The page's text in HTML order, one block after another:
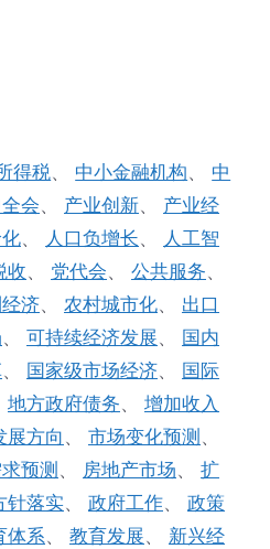
得税、 中小金融机构、 中
会、 产业创新、 产业经
、 人口负增长、
人工智
收、 党代会、 公共服务、
济、 农村城市化、 出口
、 可持续经济发展、 国内
、 国家级市场经济、 国际
地方政府债务、 增加收入
展方向 、 市场变化预测 、
预测 、 房地产市场、 扩
针落实、 政府工作、 政策
体系、 教育发展、 新兴经